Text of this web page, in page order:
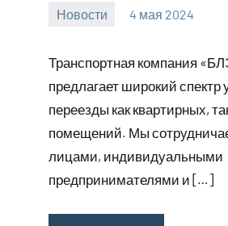
Новости 4 мая 2024
Транспортная компания
предлагает широкий спектр
переезды как квартирных,
помещений. Мы
лицами, индивидуальными
предпринимателями и […]